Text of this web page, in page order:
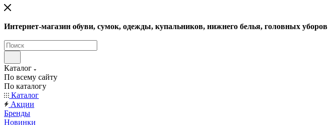
Интернет-магазин обуви, сумок, одежды, купальников, нижнего белья, головных уборов
Каталог
По всему сайту
По каталогу
Каталог
Акции
Бренды
Новинки